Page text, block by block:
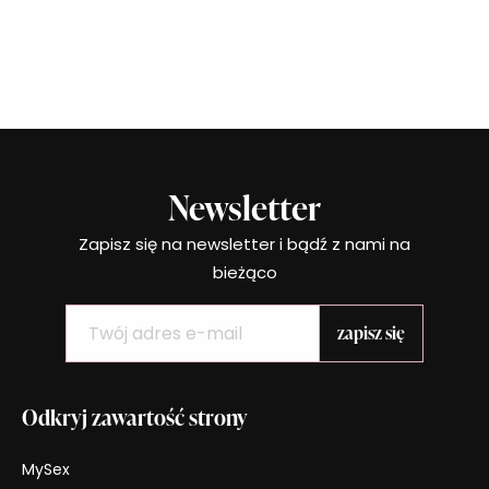
Odkryj zawartość strony
MySex
Newsletter
Zapisz się na newsletter i bądź z nami na
bieżąco